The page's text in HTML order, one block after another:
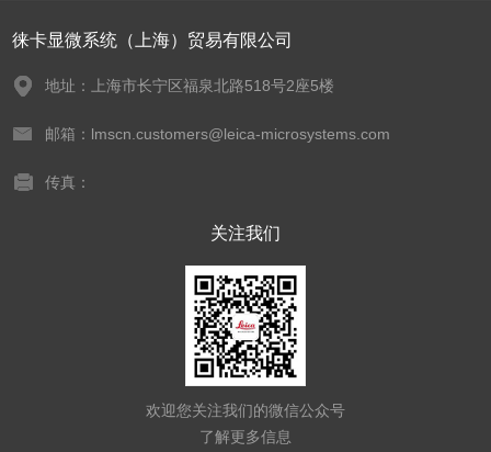
徕卡显微系统（上海）贸易有限公司
地址：上海市长宁区福泉北路518号2座5楼
邮箱：lmscn.customers@leica-microsystems.com
传真：
关注我们
欢迎您关注我们的微信公众号
了解更多信息